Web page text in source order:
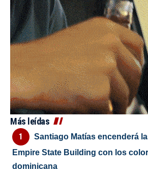
Más leídas
Santiago Matías encenderá
Empire State Building con los
dominicana